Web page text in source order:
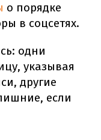
о порядке
в соцсетях.
одни
указывая
другие
если